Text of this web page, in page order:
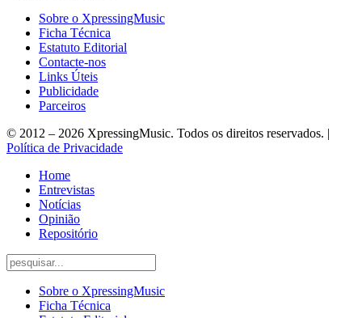
Sobre o XpressingMusic
Ficha Técnica
Estatuto Editorial
Contacte-nos
Links Úteis
Publicidade
Parceiros
© 2012 – 2026 XpressingMusic. Todos os direitos reservados. |
Política de Privacidade
Home
Entrevistas
Notícias
Opinião
Repositório
Sobre o XpressingMusic
Ficha Técnica